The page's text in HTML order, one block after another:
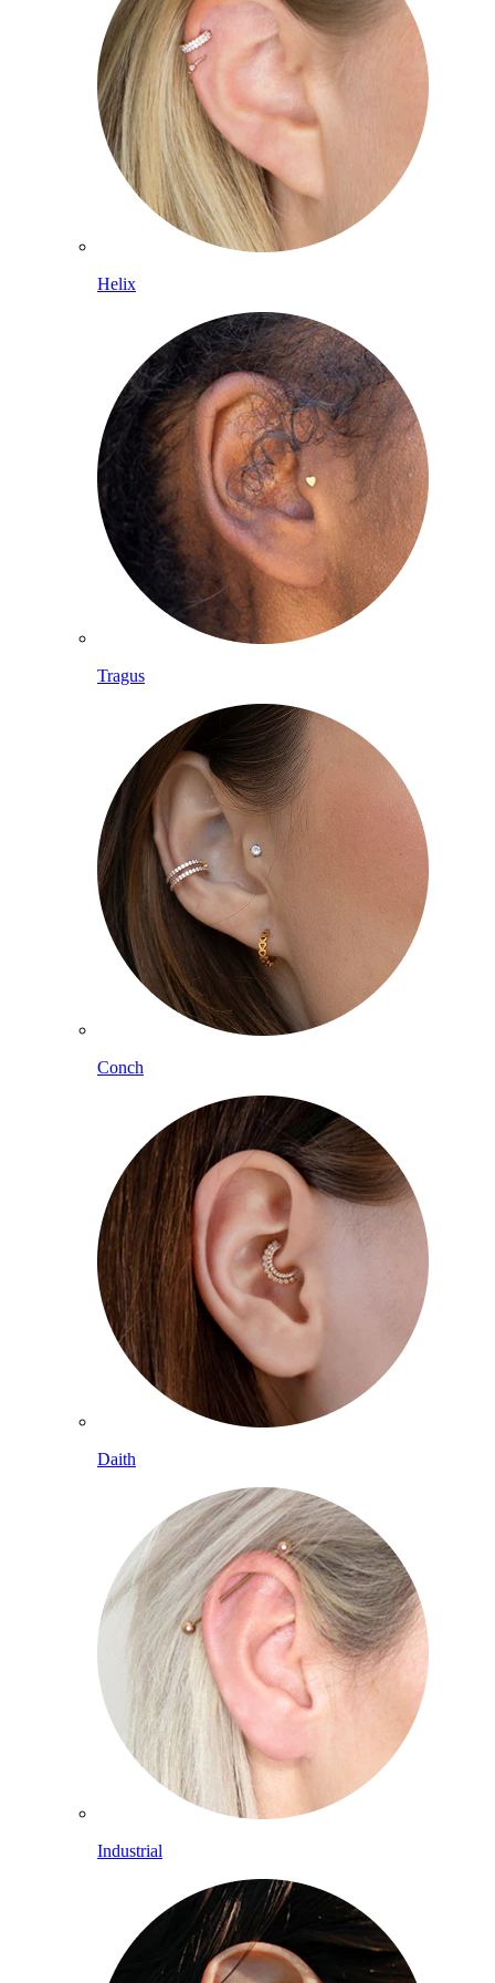
Helix
Tragus
Conch
Daith
Industrial